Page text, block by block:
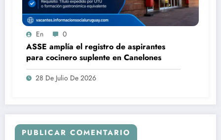
En 0
ASSE amplía el registro de aspirantes
para cocinero suplente en Canelones
28 De Julio De 2026
PUBLICAR COMENTARIO